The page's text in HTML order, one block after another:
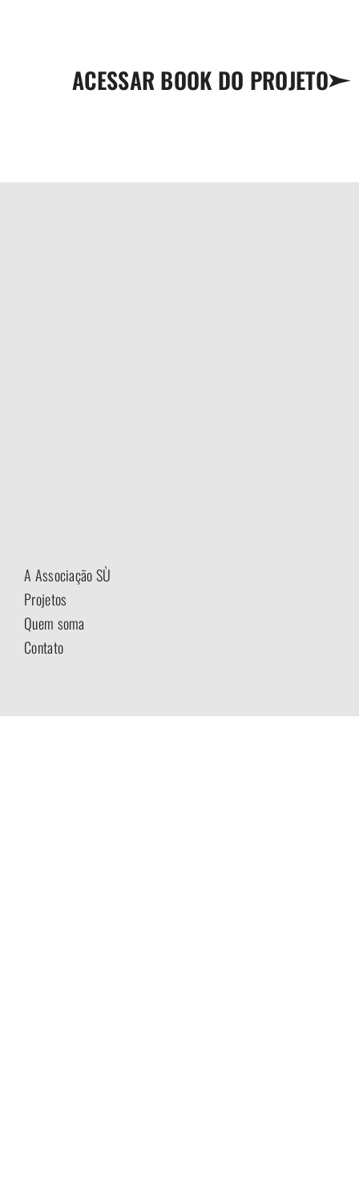
ACESSAR BOOK DO PROJETO
A Associação SÙ
Projetos
Quem soma
Contato